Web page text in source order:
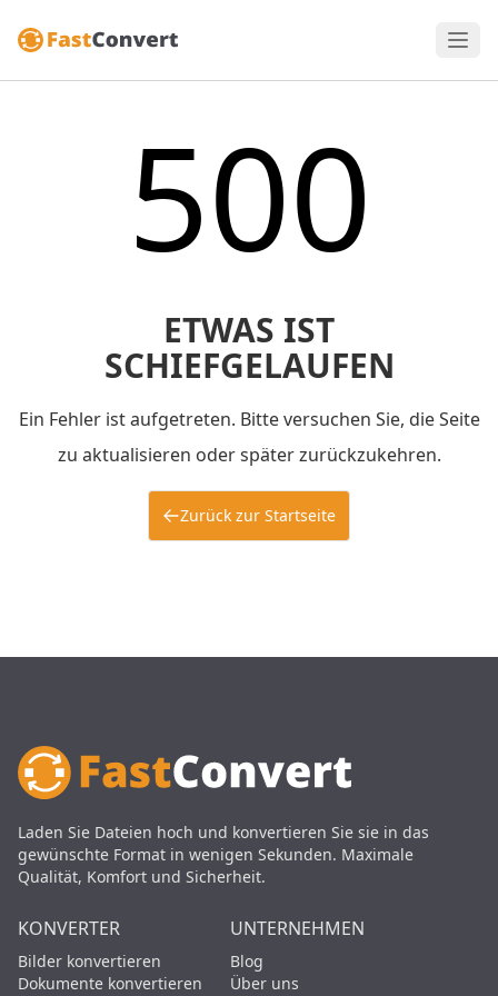
500
ETWAS IST
SCHIEFGELAUFEN
Ein Fehler ist aufgetreten. Bitte versuchen Sie, die Seite
zu aktualisieren oder später zurückzukehren.
Zurück zur Startseite
Laden Sie Dateien hoch und konvertieren Sie sie in das
gewünschte Format in wenigen Sekunden. Maximale
Qualität, Komfort und Sicherheit.
KONVERTER
Bilder konvertieren
Dokumente konvertieren
UNTERNEHMEN
Blog
Über uns